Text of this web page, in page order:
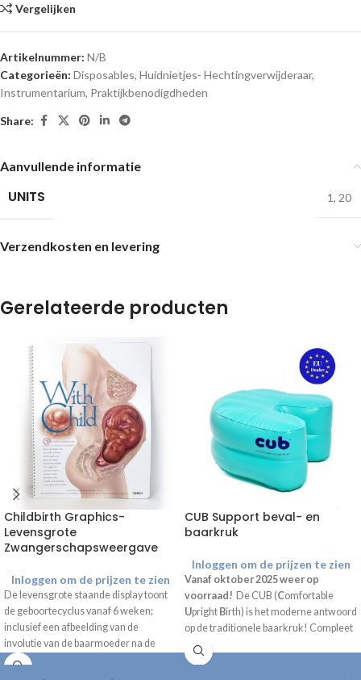
Vergelijken
Artikelnummer: N/B
Categorieën: Disposables, Huidnietjes- Hechtingverwijderaar,
Instrumentarium, Praktijkbenodigdheden
Share:
Aanvullende informatie
UNITS 1, 20
Verzendkosten en levering
Gerelateerde producten
Childbirth Graphics-
Levensgrote
Zwangerschapsweergave
Inloggen om de prijzen te zien
De levensgrote staande display toont
de geboortecyclus vanaf 6 weken;
inclusief een afbeelding van de
involutie van de baarmoeder na de
bevalling. De afbeeldingen laten de
CUB Support beval- en
baarkruk
Inloggen om de prijzen te zien
Vanaf oktober 2025 weer op
voorraad! De CUB (Comfortable
Upright Birth) is het moderne antwoord
op de traditionele baarkruk! Compleet
geleverd inclusief draagtas, handpomp
en gebruiksaanwijzing.